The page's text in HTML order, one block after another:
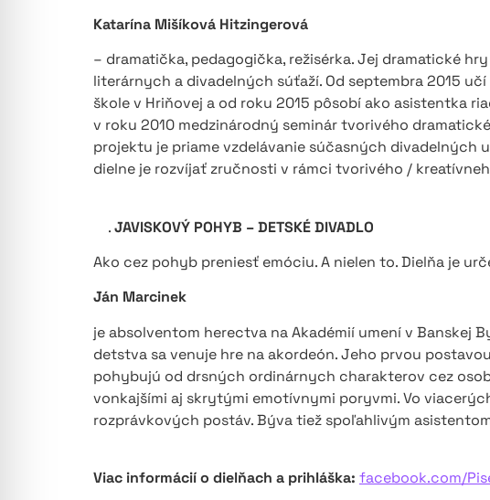
Katarína Mišíková Hitzingerová
– dramatička, pedagogička, režisérka. Jej dramatické
literárnych a divadelných súťaží. Od septembra 2015
škole v Hriňovej a od roku 2015 pôsobí ako asistentka
v roku 2010 medzinárodný seminár tvorivého
projektu je priame vzdelávanie súčasných divadelných
dielne je rozvíjať zručnosti v rámci tvorivého /
.JAVISKOVÝ POHYB – DETSKÉ DIVADLO
Ako cez pohyb preniesť emóciu. A nielen to. Dielňa je
Ján Marcinek
je absolventom herectva na Akadémií umení v Banskej
detstva sa venuje hre na akordeón. Jeho prvou
pohybujú od drsných ordinárnych charakterov cez
vonkajšími aj skrytými emotívnymi poryvmi. Vo
rozprávkových postáv. Býva tiež spoľahlivým
Viac informácií o dielňach a prihláška: facebook.com/